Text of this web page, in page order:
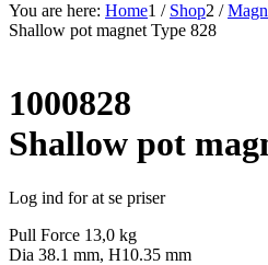
You are here: Home1 / Shop2 /
Shallow pot magnet Type 828
1000828
Shallow pot
Log ind for at se priser
Pull Force 13,0 kg
Dia 38.1 mm, H10.35 mm